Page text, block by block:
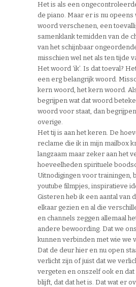
Het is als een
de piano. Maar er is nu
woord verschenen, een
samenklank temidden van de
van het schijnbaar
misschien wel net als ten tijde
Het woord ‘ik’. Is dat toeval?
een erg belangrijk woord.
kern woord, het kern woord.
begrijpen wat dat woord
woord voor staat, dan
overige.
Het tij is aan het keren. De
reclame die ik in mijn mailbox
langzaam maar zeker aan het
hoeveelheden spirituele
Uitnodigingen voor trainingen,
youtube filmpjes, inspiratieve
Gisteren heb ik een aantal van
elkaar gezien en al die
en channels zeggen allemaal
andere bewoording. Dat we
kunnen verbinden met wie we
Dat de deur hier en nu open
verlicht zijn of juist dat we
vergeten en onszelf ook en
blijft, dat dat het is. Dat wat er